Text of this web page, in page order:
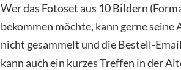
Wer das Fotoset aus 10 Bildern
bekommen möchte, kann gerne seine
nicht gesammelt und die Bestell-
kann auch ein kurzes Treffen in der